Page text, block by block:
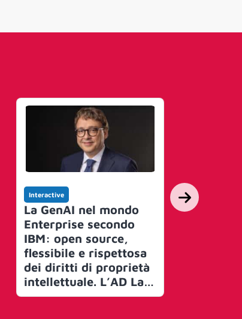
Interactive
La GenAI nel mondo
Enterprise secondo
IBM: open source,
flessibile e rispettosa
dei diritti di proprietà
intellettuale. L’AD La
Volpe: “La gran parte
Interactive
Flou